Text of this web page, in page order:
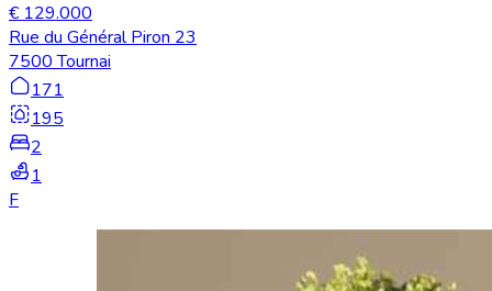
€ 129.000
Rue du Général Piron 23
7500 Tournai
171
195
2
1
F